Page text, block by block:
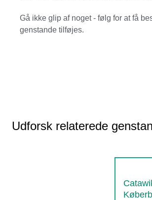
Gå ikke glip af noget - følg for at få
genstande tilføjes.
Udforsk relaterede